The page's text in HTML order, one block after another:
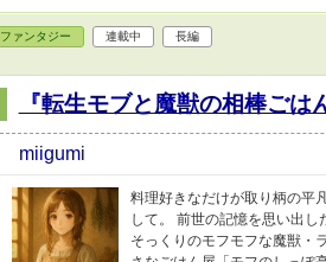
ファンタジー 連載中 長編
『転生モブと魔獣の相棒ご
miigumi
料理好きなだけが取り柄の平
して。 前世の記憶を思い出
そっくりのモフモフな魔獣・